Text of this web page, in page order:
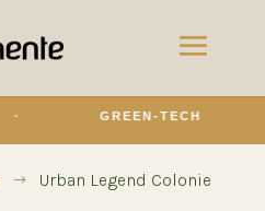
GREEN-TECH
$ Urban Legend Colonie